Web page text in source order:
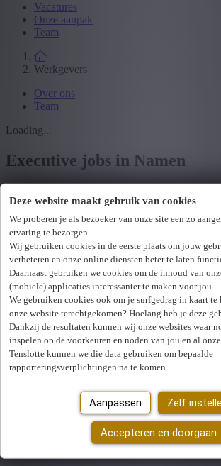
Deze website maakt gebruik van cookies
We proberen je als bezoeker van onze site een zo
ervaring te bezorgen.
Wij gebruiken cookies in de eerste plaats om jouw
verbeteren en onze online diensten beter te laten
Daarnaast gebruiken we cookies om de inhoud van
(mobiele) applicaties interessanter te maken voor jou.
We gebruiken cookies ook om je surfgedrag in kaart te
onze website terechtgekomen? Hoelang heb je deze
Dankzij de resultaten kunnen wij onze websites waar
inspelen op de voorkeuren en noden van jou en al
Tenslotte kunnen we die data gebruiken om bepaalde
rapporteringsverplichtingen na te komen.
Aanpassen Zelf
Accepteren en doorgaan
Vacatures
Onze aanpak
Team
Werkgevers
Over ons
Team
Loading...
Executive jobs in Namen
Toon filters
Verfijn zoekresultaat
Zoek op functie, jobtitel, bedrijf,...
Postcode of gemeente
Jobtype
Zoek vacatures
Mijn gekozen filters
Wij hebben0 jobs voor jou
gevonden
U hebt geen toegang tot deze pagina of bent
Opnieuw aanmelden.
Er is een fout opgetreden. Gelieve later opnieuw